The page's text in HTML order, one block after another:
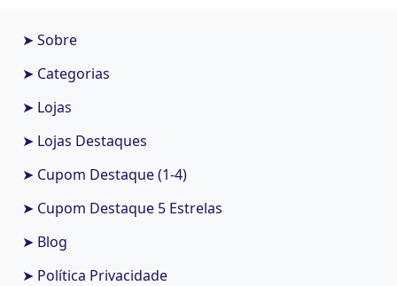
➤ Sobre
➤ Categorias
➤ Lojas
➤ Lojas Destaques
➤ Cupom Destaque (1-4)
➤ Cupom Destaque 5 Estrelas
➤ Blog
➤ Política Privacidade